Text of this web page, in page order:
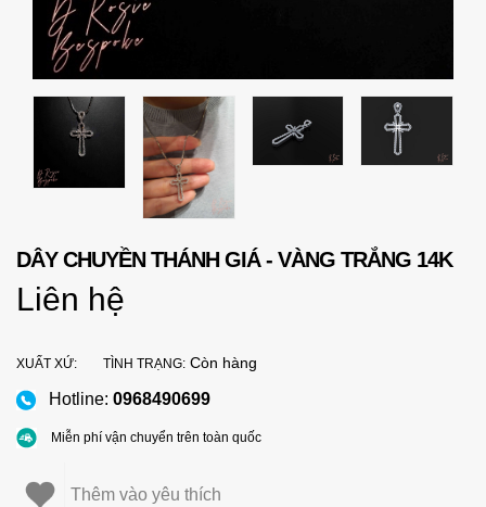
DÂY CHUYỀN THÁNH GIÁ - VÀNG TRẮNG 14K
Liên hệ
XUẤT XỨ: TÌNH TRẠNG: Còn hàng
Hotline: 0968490699
Miễn phí vận chuyển trên toàn quốc
Thêm vào yêu thích